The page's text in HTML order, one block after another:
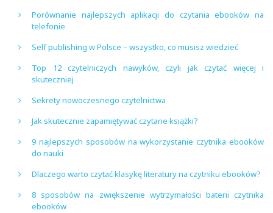
Porównanie najlepszych aplikacji do czytania ebooków na
telefonie
Self publishing w Polsce – wszystko, co musisz wiedzieć
Top 12 czytelniczych nawyków, czyli jak czytać więcej i
skuteczniej
Sekrety nowoczesnego czytelnictwa
Jak skutecznie zapamiętywać czytane książki?
9 najlepszych sposobów na wykorzystanie czytnika ebooków
do nauki
Dlaczego warto czytać klasykę literatury na czytniku ebooków?
8 sposobów na zwiększenie wytrzymałości baterii czytnika
ebooków